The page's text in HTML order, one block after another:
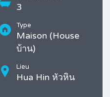
3
Type
Maison (House
บ้าน)
Lieu
Hua Hin หัวหิน